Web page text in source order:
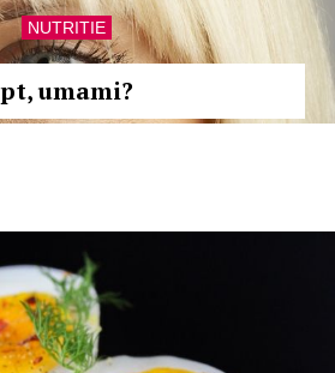
NUTRITIE
umami?